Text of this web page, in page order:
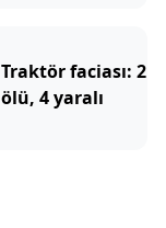
Traktör faciası: 2
ölü, 4 yaralı